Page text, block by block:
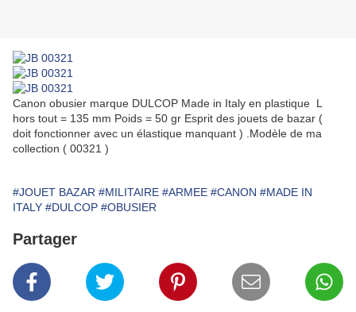
Canon obusier marque DULCOP Made in Italy en plastique L
hors tout = 135 mm Poids = 50 gr Esprit des jouets de bazar (
doit fonctionner avec un élastique manquant ) .Modèle de ma
collection ( 00321 )
#JOUET BAZAR #MILITAIRE #ARMEE #CANON #MADE IN
ITALY #DULCOP #OBUSIER
Partager